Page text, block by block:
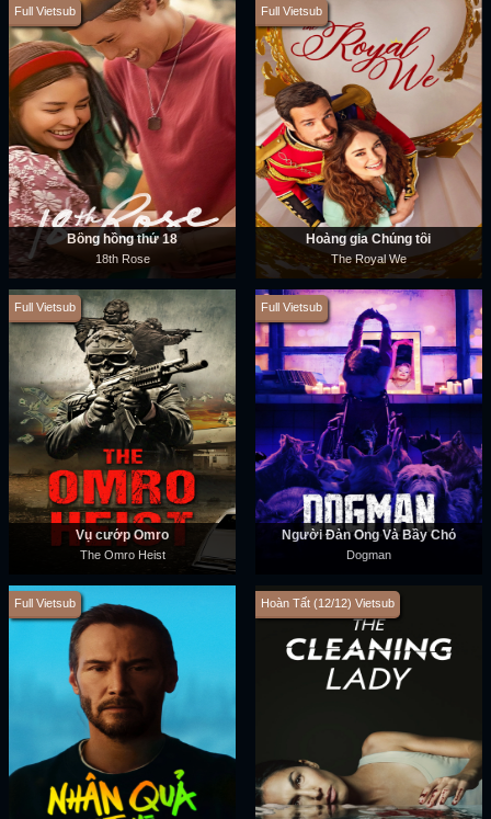
Full Vietsub
Bông hồng thứ 18
18th Rose
Full Vietsub
Hoàng gia Chúng tôi
The Royal We
Full Vietsub
Vụ cướp Omro
The Omro Heist
Full Vietsub
Người Đàn Ông Và Bầy Chó
Dogman
Full Vietsub Hoàn Tất (12/12) Vietsub